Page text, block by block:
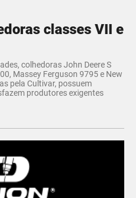
classes VII e
colhedoras John Deere S
Massey Ferguson 9795 e New
pela Cultivar, possuem
produtores exigentes